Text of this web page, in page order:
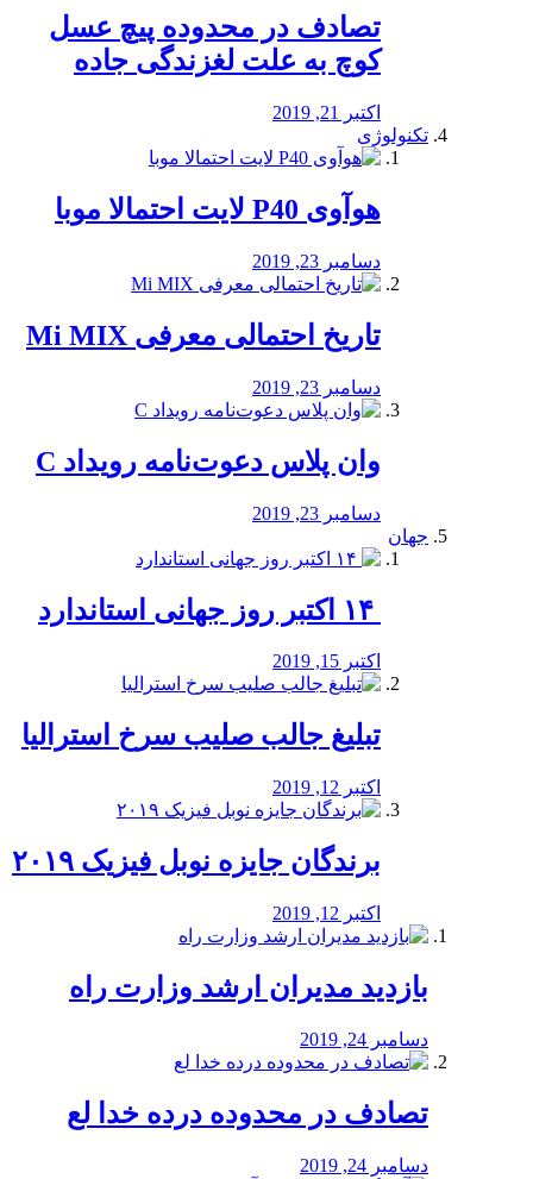
تصادف در محدوده پیچ عسل
کوچ به علت لغزندگی جاده
اکتبر 21, 2019
تکنولوژی
هوآوی P40 لایت احتمالا موبا
دسامبر 23, 2019
تاریخ احتمالی معرفی Mi MIX
دسامبر 23, 2019
وان پلاس دعوت‌نامه رویداد C
دسامبر 23, 2019
جهان
اکتبر 15, 2019
تبلیغ جالب صلیب سرخ استرالیا
اکتبر 12, 2019
برندگان جایزه نوبل فیزیک ۲۰۱۹
اکتبر 12, 2019
بازدید مدیران ارشد وزارت راه
دسامبر 24, 2019
تصادف در محدوده درده خدا لع
دسامبر 24, 2019